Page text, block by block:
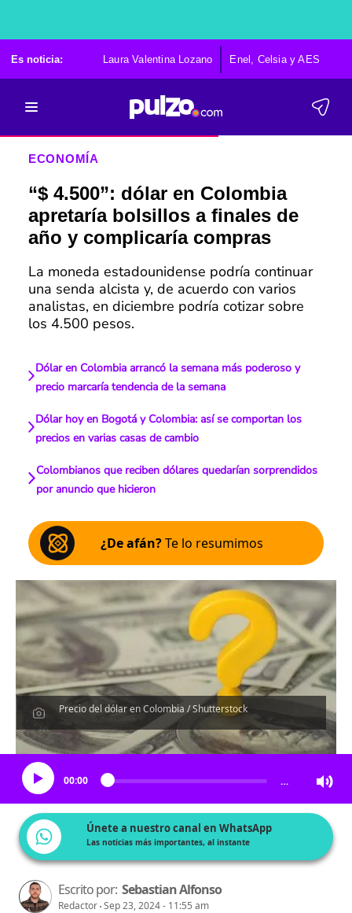
Es noticia: Laura Valentina Lozano Enel, Celsia y AES
ECONOMÍA
“$ 4.500”: dólar en Colombia
apretaría bolsillos a finales de
año y complicaría compras
La moneda estadounidense podría continuar
una senda alcista y, de acuerdo con varios
analistas, en diciembre podría cotizar sobre
los 4.500 pesos.
Dólar en Colombia arrancó la semana más poderoso y
precio marcaría tendencia de la semana
Dólar hoy en Bogotá y Colombia: así se comportan los
precios en varias casas de cambio
Colombianos que reciben dólares quedarían sorprendidos
por anuncio que hicieron
¿De afán?Te lo resumimos
Precio del dólar en Colombia / Shutterstock
Escucha el artículo
00:00 …
Únete a nuestro canal en WhatsApp
Las noticias más importantes, al instante
Escrito por: Sebastian Alfonso
Redactor Sep 23, 2024 - 11:55 am